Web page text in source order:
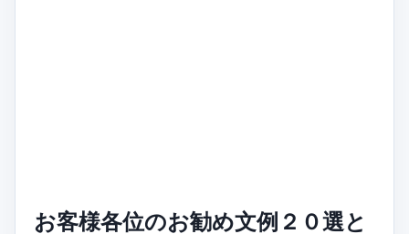
お客様各位のお勧め文例２０選と